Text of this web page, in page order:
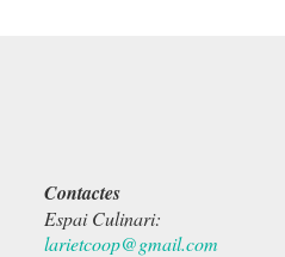
Contactes
Espai Culinari:
larietcoop@gmail.com